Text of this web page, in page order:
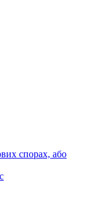
спорах, або